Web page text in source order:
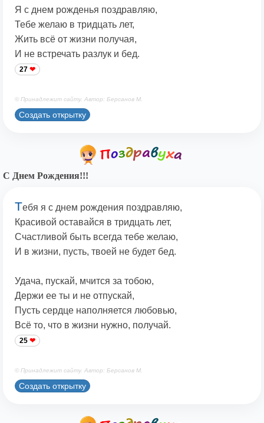
Я с днем рожденья поздравляю,
Тебе желаю в тридцать лет,
Жить всё от жизни получая,
И не встречать разлук и бед.
27
© Принадлежит сайту. Автор: Берсанов М.
Создать открытку
С Днем Рождения!!!
Тебя я с днем рождения поздравляю,
Красивой оставайся в тридцать лет,
Счастливой быть всегда тебе желаю,
И в жизни, пусть, твоей не будет бед.
Удача, пускай, мчится за тобою,
Держи ее ты и не отпускай,
Пусть сердце наполняется любовью,
Всё то, что в жизни нужно, получай.
25
© Принадлежит сайту. Автор: Берсанов М.
Создать открытку